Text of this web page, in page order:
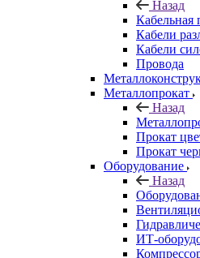
Назад
Кабельная
Кабели
Кабели
Провода
Металлопрокат
Назад
Прокат
Прокат
Оборудование
Назад
ИТ-